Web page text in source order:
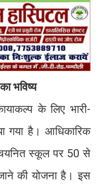
भविष्य
के लिए भारी-
गया है। आधिकारिक
स्कूल पर 50 से
की योजना है। इस